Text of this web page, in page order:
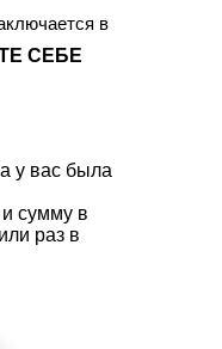
в
СЕБЕ
у вас была
сумму в
раз в